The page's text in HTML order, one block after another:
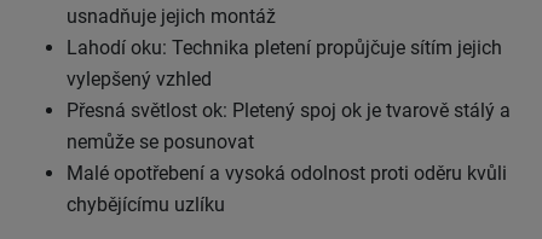
usnadňuje jejich montáž
Lahodí oku: Technika pletení propůjčuje sítím jejich
vylepšený vzhled
Přesná světlost ok: Pletený spoj ok je tvarově stálý a
nemůže se posunovat
Malé opotřebení a vysoká odolnost proti oděru kvůli
chybějícímu uzlíku